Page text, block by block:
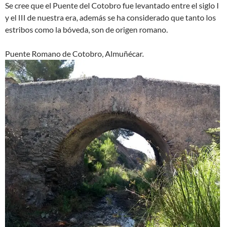
Se cree que el Puente del Cotobro fue levantado entre el siglo I
y el III de nuestra era, además se ha considerado que tanto los
estribos como la bóveda, son de origen romano.
Puente Romano de Cotobro, Almuñécar.